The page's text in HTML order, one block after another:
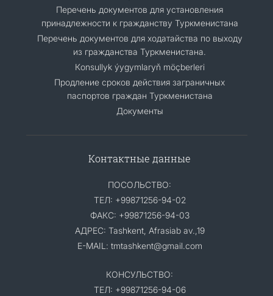
Перечень документов для установления
принадлежности к гражданству Туркменистана
Перечень документов для ходатайства по выходу
из гражданства Туркменистана.
Кonsullyk ýygymlaryň möçberleri
Продление сроков действия заграничных
паспортов граждан Туркменистана
Документы
Контактные данные
ПОСОЛЬСТВО:
ТЕЛ: +99871256-94-02
ФАКС: +99871256-94-03
АДРЕС: Tashkent, Afrasiab av.,19
E-MAIL: tmtashkent@gmail.com
КОНСУЛЬСТВО:
ТЕЛ: +99871256-94-06